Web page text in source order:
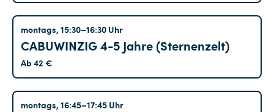
montags, 15:30–16:30 Uhr
CABUWINZIG 4-5 Jahre (Sternenzelt)
Ab 42 €
montags, 16:45–17:45 Uhr